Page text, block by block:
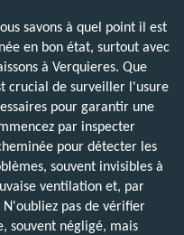
savons à quel point il est
en bon état, surtout avec
à Verquieres. Que
crucial de surveiller l'usure
pour garantir une
par inspecter
pour détecter les
souvent invisibles à
ventilation et, par
N'oubliez pas de vérifier
souvent négligé, mais